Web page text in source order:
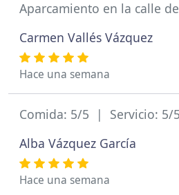
Aparcamiento en la calle
Carmen Vallés Vázquez
Hace una semana
Comida: 5/5 | Servicio:
Alba Vázquez García
Hace una semana